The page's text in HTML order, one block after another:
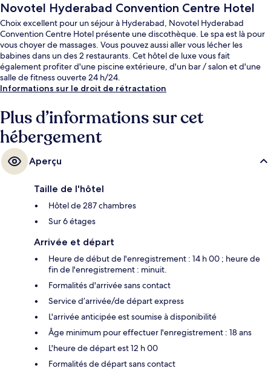
Novotel Hyderabad Convention Centre Hotel
Choix excellent pour un séjour à Hyderabad, Novotel Hyderabad
Convention Centre Hotel présente une discothèque. Le spa est là pour
vous choyer de massages. Vous pouvez aussi aller vous lécher les
babines dans un des 2 restaurants. Cet hôtel de luxe vous fait
également profiter d'une piscine extérieure, d'un bar / salon et d'une
salle de fitness ouverte 24 h/24.
Informations sur le droit de rétractation
Plus d’informations sur cet
hébergement
Aperçu
Taille de l'hôtel
Hôtel de 287 chambres
Sur 6 étages
Arrivée et départ
Heure de début de l'enregistrement : 14 h 00 ; heure de
fin de l'enregistrement : minuit.
Formalités d'arrivée sans contact
Service d’arrivée/de départ express
L'arrivée anticipée est soumise à disponibilité
Âge minimum pour effectuer l'enregistrement : 18 ans
L'heure de départ est 12 h 00
Formalités de départ sans contact